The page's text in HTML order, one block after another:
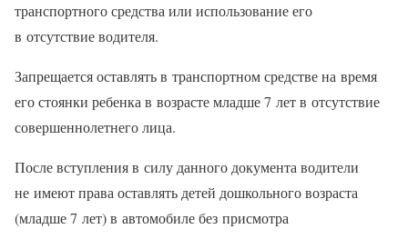
транспортного средства или использование его
в отсутствие водителя.
Запрещается оставлять в транспортном средстве на время
его стоянки ребенка в возрасте младше 7 лет в отсутствие
совершеннолетнего лица.
После вступления в силу данного документа водители
не имеют права оставлять детей дошкольного возраста
(младше 7 лет) в автомобиле без присмотра